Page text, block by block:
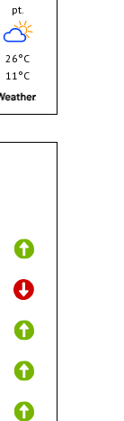
pt.
26°C
11°C